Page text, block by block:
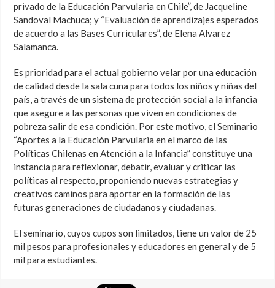
privado de la Educación Parvularia en Chile”, de Jacqueline
Sandoval Machuca; y “Evaluación de aprendizajes esperados
de acuerdo a las Bases Curriculares”, de Elena Alvarez
Salamanca.
Es prioridad para el actual gobierno velar por una educación
de calidad desde la sala cuna para todos los niños y niñas del
país, a través de un sistema de protección social a la infancia
que asegure a las personas que viven en condiciones de
pobreza salir de esa condición. Por este motivo, el Seminario
“Aportes a la Educación Parvularia en el marco de las
Políticas Chilenas en Atención a la Infancia” constituye una
instancia para reflexionar, debatir, evaluar y criticar las
políticas al respecto, proponiendo nuevas estrategias y
creativos caminos para aportar en la formación de las
futuras generaciones de ciudadanos y ciudadanas.
El seminario, cuyos cupos son limitados, tiene un valor de 25
mil pesos para profesionales y educadores en general y de 5
mil para estudiantes.